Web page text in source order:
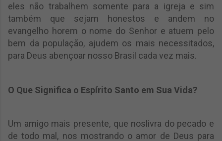
eles não trabalhem somente para a igreja e sim
também que sejam honestos e andem no
evangelho horem o nome do Senhor e atuem pelo
bem da população, ajudem os mais necessitados,
para Deus abençoar nosso Brasil cada vez mais.
O Que Significa o Espírito Santo em Sua Vida?
Um amigo mais presente, que noslivra do pecado e
de todo mal, nos mostrando o amor de Deus para